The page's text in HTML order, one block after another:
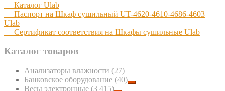
— Каталог Ulab
— Паспорт на Шкаф сушильный UT-4620-4610-4686-4603
Ulab
— Сертификат соответствия на Шкафы сушильные Ulab
Каталог товаров
Анализаторы влажности (27)
Банковское оборудование (40)
Весы электронные (3 415)